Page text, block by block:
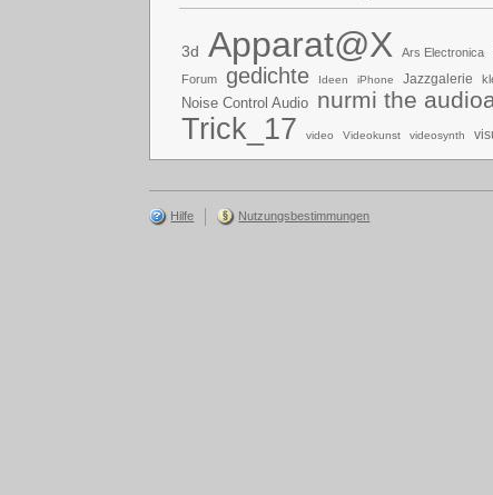
3d Apparat@X Ars Electronica
Forum gedichte Ideen iPhone Jazzgalerie
Noise Control Audio nurmi the
Trick_17 video Videokunst videosynth
Hilfe Nutzungsbestimmungen